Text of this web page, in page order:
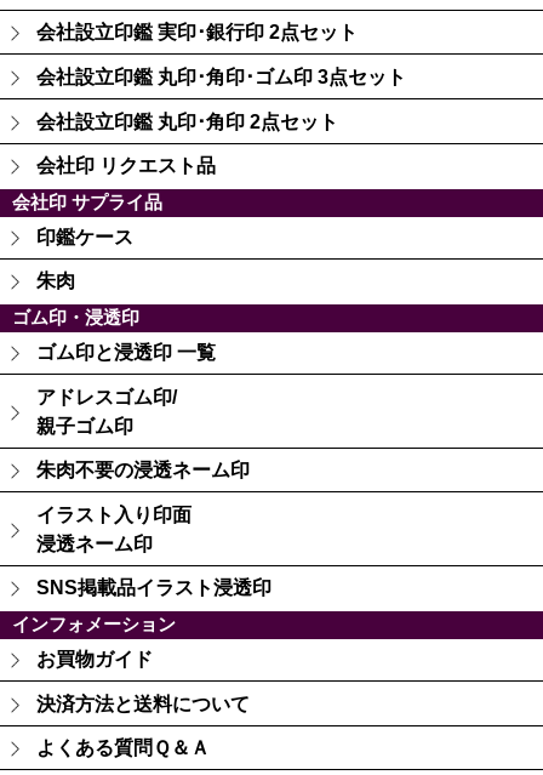
会社設立印鑑 実印･銀行印 2点セット
会社設立印鑑 丸印･角印･ゴム印 3点セット
会社設立印鑑 丸印･角印 2点セット
会社印 リクエスト品
会社印 サプライ品
印鑑ケース
朱肉
ゴム印・浸透印
ゴム印と浸透印 一覧
アドレスゴム印/
親子ゴム印
朱肉不要の浸透ネーム印
イラスト入り印面
浸透ネーム印
SNS掲載品イラスト浸透印
インフォメーション
お買物ガイド
決済方法と送料について
よくある質問Ｑ＆Ａ